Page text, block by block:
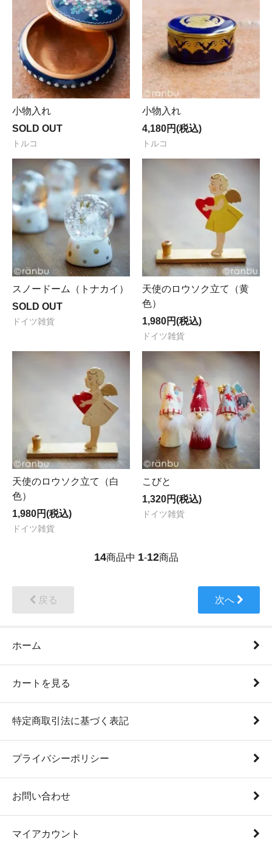
小物入れ
SOLD OUT
トルコ
小物入れ
4,180円(税込)
トルコ
スノードーム（トナカイ）
SOLD OUT
ドイツ雑貨
天使のロウソク立て（黄
色）
1,980円(税込)
ドイツ雑貨
天使のロウソク立て（白
色）
1,980円(税込)
ドイツ雑貨
こびと
1,320円(税込)
ドイツ雑貨
14商品中 1-12商品
戻る 次へ
ホーム
カートを見る
特定商取引法に基づく表記
プライバシーポリシー
お問い合わせ
マイアカウント